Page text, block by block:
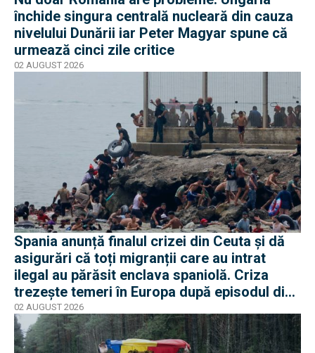
închide singura centrală nucleară din cauza
nivelului Dunării iar Peter Magyar spune că
urmează cinci zile critice
02 AUGUST 2026
Spania anunță finalul crizei din Ceuta și dă
asigurări că toți migranții care au intrat
ilegal au părăsit enclava spaniolă. Criza
trezește temeri în Europa după episodul din
2015
02 AUGUST 2026